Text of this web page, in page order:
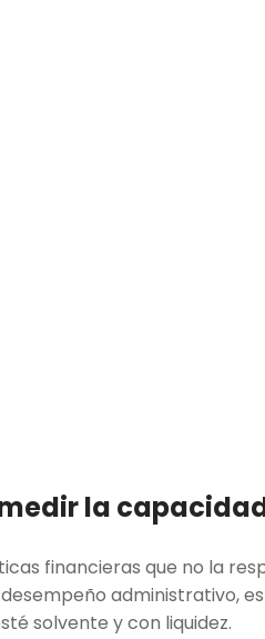
la
financieras que no la
administrativo,
solvente y con liquidez.